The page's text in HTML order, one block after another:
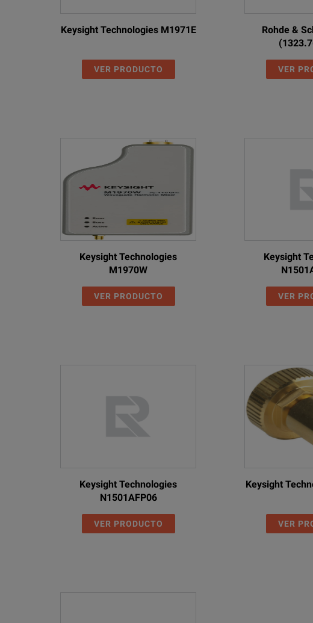
Keysight Technologies M1971E
VER PRODUCTO
Rohde &
VER
Keysight Technologies
M1970W
VER PRODUCTO
Keysight
VER
Keysight Technologies
N1501AFP06
VER PRODUCTO
Keysight
VER